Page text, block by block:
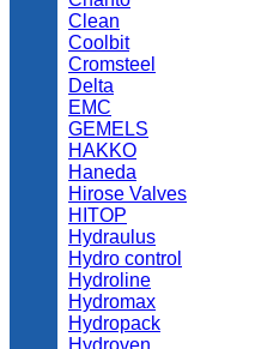
Clean
Coolbit
Cromsteel
Delta
EMC
GEMELS
HAKKO
Haneda
Hirose Valves
HITOP
Hydraulus
Hydro control
Hydroline
Hydromax
Hydropack
Hydroven